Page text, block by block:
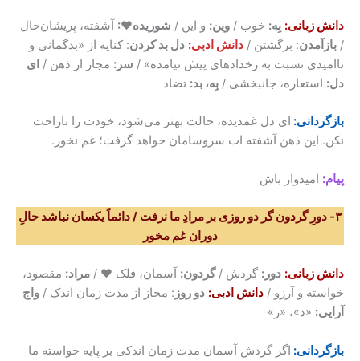
دانش زبانی: بِه: خوب / وین: و این / شوریده♥: آشفته، پریشان‌حال
/ بازآمدن: برگشتن / دانش ادبی: دل بد کردن: کنایه از «بدگمانی و
ناامیدی نسبت به رخدادهای پیش نیامده» / سر: مجاز از ذهن / ای
دل: استعاره، جانبخشی / بِه، بد: تضاد
بازگردانی: ای دل غمدیده، حالت بهتر می‌شود، خودت را ناراحت
نکن. این ذهن آشفته ات سروسامان خواهد گرفت؛ غم نخور.
پیام: امیدوار باش
۳- دورِ گردون گر دو روزی بر مرادِ ما نرفت / دائماً یکسان نباشد حالِ
دوران غم مخور
دانش زبانی: دور: گردش /گردون: آسمان، فلک ♥ / مراد: مقصود،
خواسته و آرزو / دانش ادبی: دو روز : مجاز از مدت زمان اندک / واج
آرایی: «د»، «ر»
بازگردانی: اگر گردش آسمان مدت زمان اندکی بر پایه خواسته ما